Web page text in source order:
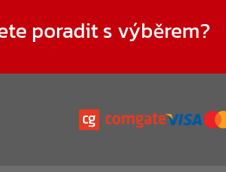
poradit s výběrem?